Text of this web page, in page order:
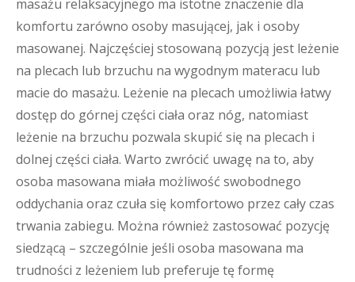
masażu relaksacyjnego ma istotne znaczenie dla
komfortu zarówno osoby masującej, jak i osoby
masowanej. Najczęściej stosowaną pozycją jest leżenie
na plecach lub brzuchu na wygodnym materacu lub
macie do masażu. Leżenie na plecach umożliwia łatwy
dostęp do górnej części ciała oraz nóg, natomiast
leżenie na brzuchu pozwala skupić się na plecach i
dolnej części ciała. Warto zwrócić uwagę na to, aby
osoba masowana miała możliwość swobodnego
oddychania oraz czuła się komfortowo przez cały czas
trwania zabiegu. Można również zastosować pozycję
siedzącą – szczególnie jeśli osoba masowana ma
trudności z leżeniem lub preferuje tę formę